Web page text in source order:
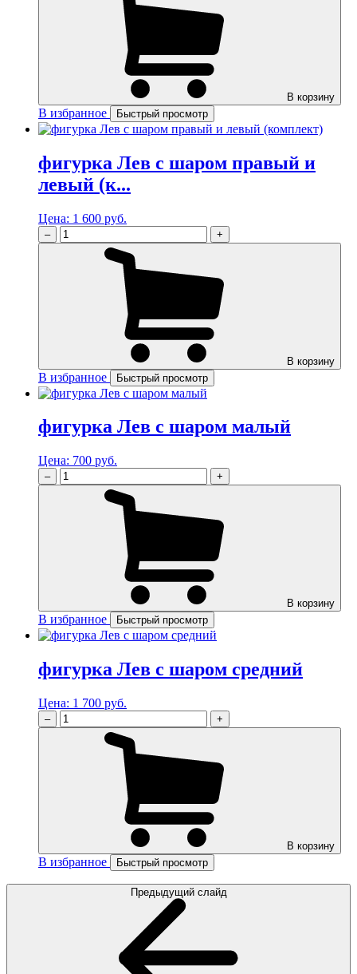
В корзину
В избранное Быстрый просмотр
фигурка Лев с шаром правый и
левый (к...
Цена: 1 600 руб.
– +
В корзину
В избранное Быстрый просмотр
фигурка Лев с шаром малый
Цена: 700 руб.
– +
В корзину
В избранное Быстрый просмотр
фигурка Лев с шаром средний
Цена: 1 700 руб.
– +
В корзину
В избранное Быстрый просмотр
Предыдущий слайд